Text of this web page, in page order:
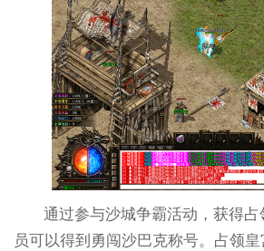
通过参与沙城争霸活动，获得
员可以得到勇闯沙巴克称号。占领